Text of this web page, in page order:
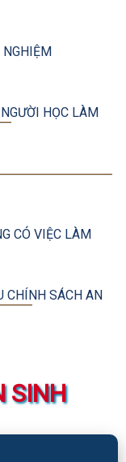
HỌC LÀM
CÓ VIỆC LÀM
CHÍNH SÁCH AN
SINH